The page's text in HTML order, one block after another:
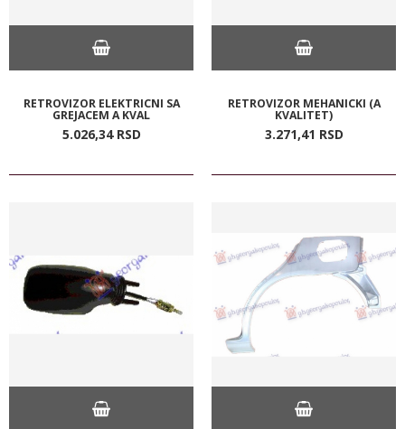
RETROVIZOR ELEKTRICNI SA
GREJACEM A KVAL
5.026,34 RSD
RETROVIZOR MEHANICKI (A
KVALITET)
3.271,41 RSD